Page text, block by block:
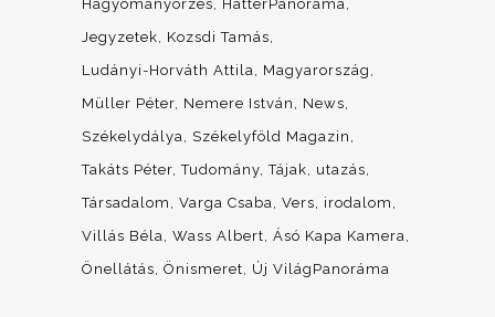
Hagyományörzés
HáttérPanoráma
Jegyzetek
Kozsdi Tamás
Ludányi-Horváth Attila
Magyarország
Müller Péter Nemere István
News
Székelydálya
Székelyföld Magazin
Takáts Péter Tudomány Tájak, utazás
Társadalom
Varga Csaba
Vers, irodalom
Villás Béla
Wass Albert Ásó Kapa Kamera
Önellátás Önismeret Új VilágPanoráma